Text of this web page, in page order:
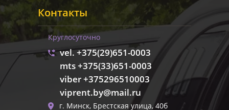
Контакты
Круглосуточно
vel. +375(29)651-0003
mts +375(33)651-0003
viber +375296510003
viprent.by@mail.ru
г. Минск, Брестская улица, 40б